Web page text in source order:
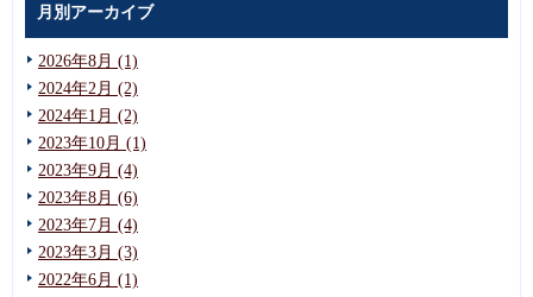
月別アーカイブ
2026年8月 (1)
2024年2月 (2)
2024年1月 (2)
2023年10月 (1)
2023年9月 (4)
2023年8月 (6)
2023年7月 (4)
2023年3月 (3)
2022年6月 (1)